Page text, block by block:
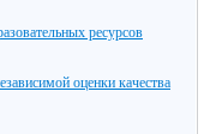
ресурсов
оценки качества